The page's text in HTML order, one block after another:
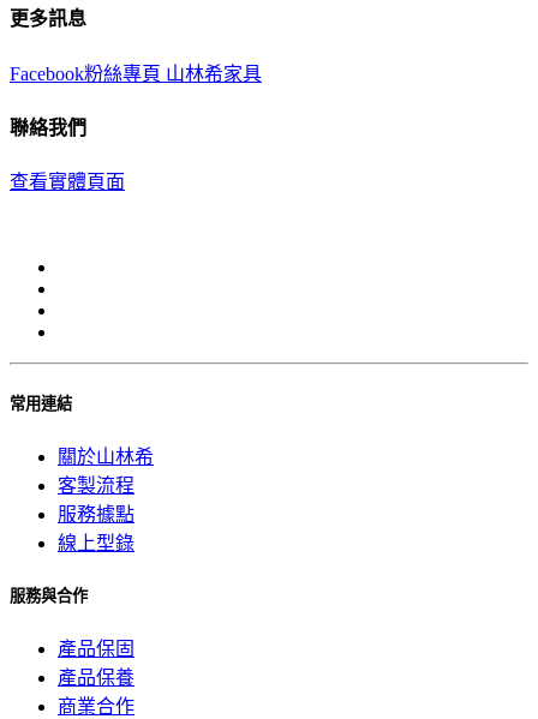
更多訊息
Facebook粉絲專頁 山林希家具
聯絡我們
查看實體頁面
常用連結
關於山林希
客製流程
服務據點
線上型錄
服務與合作
產品保固
產品保養
商業合作